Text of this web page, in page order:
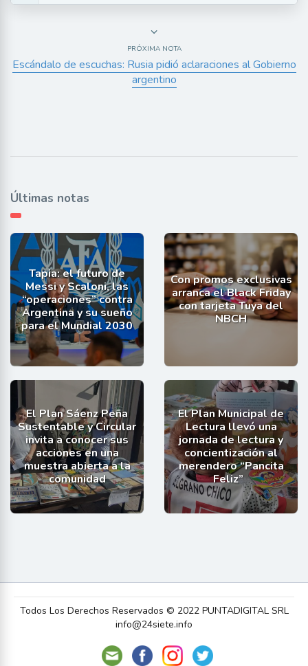
PRÓXIMA NOTA
Escándalo de escuchas: Rusia pidió aclaraciones al Gobierno
argentino
Últimas notas
Tapia: el futuro de
Messi y Scaloni, las
“operaciones” contra
Argentina y su sueño
para el Mundial 2030
Con promos exclusivas
arranca el Black Friday
con tarjeta Tuya del
NBCH
El Plan Sáenz Peña
Sustentable y Circular
invita a conocer sus
acciones en una
muestra abierta a la
comunidad
El Plan Municipal de
Lectura llevó una
jornada de lectura y
concientización al
merendero “Pancita
Feliz”
Todos Los Derechos Reservados © 2022 PUNTADIGITAL SRL
info@24siete.info